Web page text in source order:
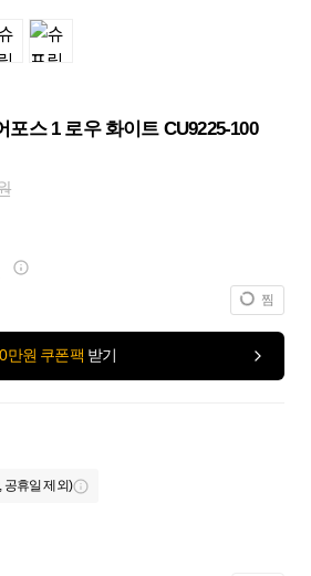
포스 1 로우 화이트 CU9225-100
찜
만원 쿠폰팩 받기
공휴일 제외)